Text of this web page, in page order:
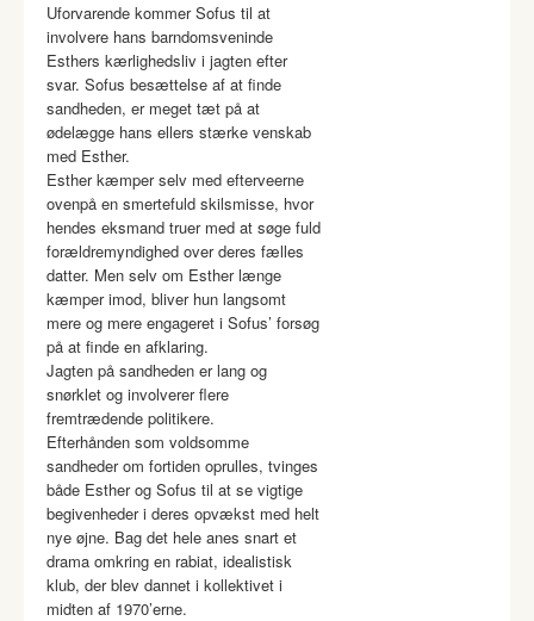
Uforvarende kommer Sofus til at
involvere hans barndomsveninde
Esthers kærlighedsliv i jagten efter
svar. Sofus besættelse af at finde
sandheden, er meget tæt på at
ødelægge hans ellers stærke venskab
med Esther.
Esther kæmper selv med efterveerne
ovenpå en smertefuld skilsmisse, hvor
hendes eksmand truer med at søge fuld
forældremyndighed over deres fælles
datter. Men selv om Esther længe
kæmper imod, bliver hun langsomt
mere og mere engageret i Sofus’ forsøg
på at finde en afklaring.
Jagten på sandheden er lang og
snørklet og involverer flere
fremtrædende politikere.
Efterhånden som voldsomme
sandheder om fortiden oprulles, tvinges
både Esther og Sofus til at se vigtige
begivenheder i deres opvækst med helt
nye øjne. Bag det hele anes snart et
drama omkring en rabiat, idealistisk
klub, der blev dannet i kollektivet i
midten af 1970’erne.